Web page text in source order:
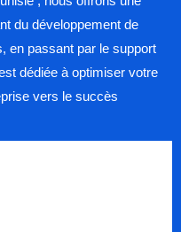
du développement de
en passant par le support
dédiée à optimiser votre
vers le succès